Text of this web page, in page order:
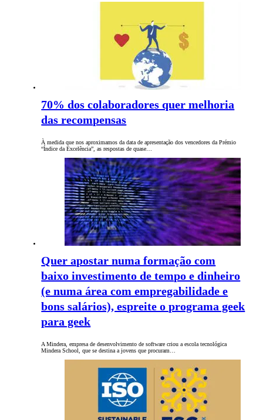
70% dos colaboradores quer melhoria
das recompensas
À medida que nos aproximamos da data de apresentação dos vencedores da Prémio
“Índice da Excelência”, as respostas de quase…
Quer apostar numa formação com
baixo investimento de tempo e dinheiro
(e numa área com empregabilidade e
bons salários), espreite o programa geek
para geek
A Mindera, empresa de desenvolvimento de software criou a escola tecnológica
Mindera School, que se destina a jovens que procuram…